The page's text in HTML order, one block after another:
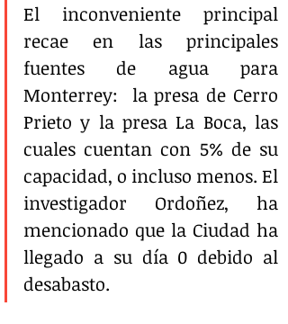
El inconveniente principal
recae en las principales
fuentes de agua para
Monterrey:  la presa de Cerro
Prieto y la presa La Boca, las
cuales cuentan con 5% de su
capacidad, o incluso menos. El
investigador Ordoñez, ha
mencionado que la Ciudad ha
llegado a su día 0 debido al
desabasto.